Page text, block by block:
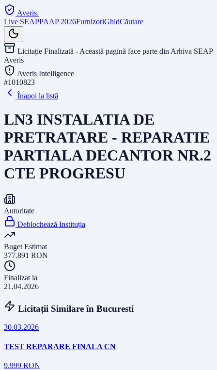
Averis.
Live SEAPPAAP 2026FurnizoriGhidCăutare
Licitație Finalizată - Această pagină face parte din Arhiva SEAP
Averis
Averis Intelligence
#1010823
Înapoi la listă
LN3 INSTALATIA DE
PRETRATARE - REPARATIE
PARTIALA DECANTOR NR.2
CTE PROGRESU
Autoritate
Deblochează Instituția
Buget Estimat
377.891 RON
Finalizat la
21.04.2026
Licitații Similare în Bucuresti
30.03.2026
TEST REPARARE FINALA CN
9.999 RON